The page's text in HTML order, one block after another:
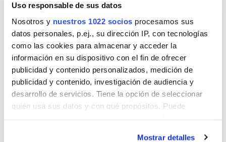
Uso responsable de sus datos
Nosotros y nuestros 1022 socios procesamos sus
datos personales, p.ej., su dirección IP, con tecnologías
como las cookies para almacenar y acceder la
información en su dispositivo con el fin de ofrecer
publicidad y contenido personalizados, medición de
publicidad y contenido, investigación de audiencia y
desarrollo de servicios. Tiene la opción de seleccionar
quién usa sus datos y con qué propósitos. Puede
Mostrar detalles
MODO DE EMPLEO
DOCUMENTOS
CARACTERÍSTICAS